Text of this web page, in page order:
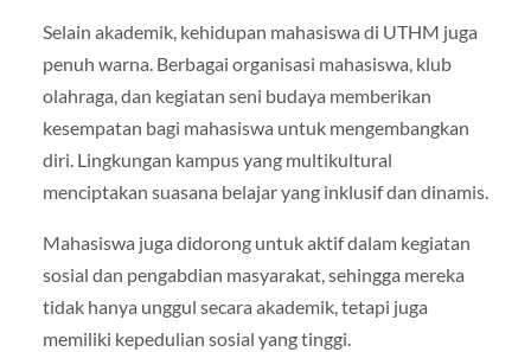
Selain akademik, kehidupan mahasiswa di UTHM juga
penuh warna. Berbagai organisasi mahasiswa, klub
olahraga, dan kegiatan seni budaya memberikan
kesempatan bagi mahasiswa untuk mengembangkan
diri. Lingkungan kampus yang multikultural
menciptakan suasana belajar yang inklusif dan dinamis.
Mahasiswa juga didorong untuk aktif dalam kegiatan
sosial dan pengabdian masyarakat, sehingga mereka
tidak hanya unggul secara akademik, tetapi juga
memiliki kepedulian sosial yang tinggi.